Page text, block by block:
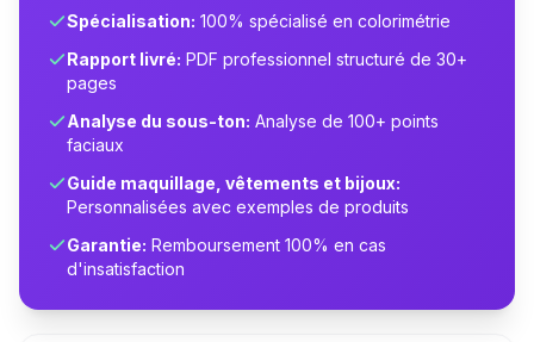
Spécialisation: 100% spécialisé en colorimétrie
Rapport livré: PDF professionnel structuré de 30+
pages
Analyse du sous-ton: Analyse de 100+ points
faciaux
Guide maquillage, vêtements et bijoux:
Personnalisées avec exemples de produits
Garantie: Remboursement 100% en cas
d'insatisfaction